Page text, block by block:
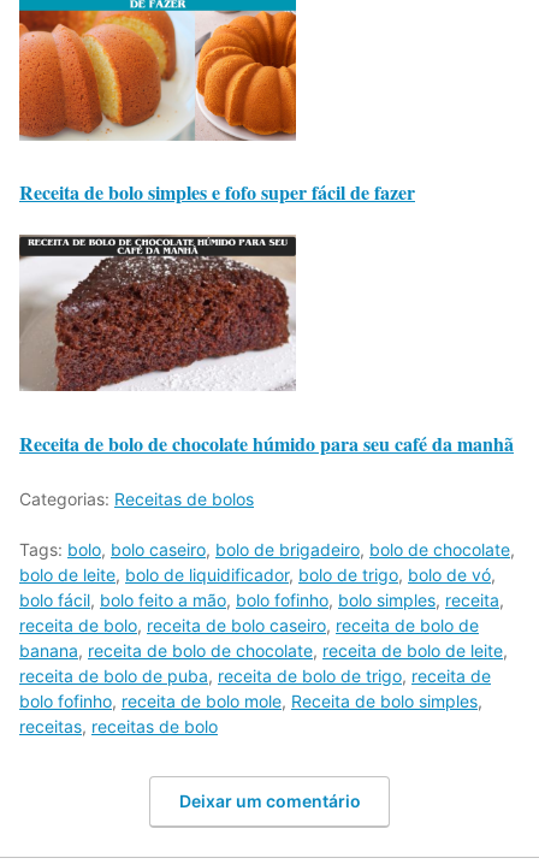
Receita de bolo simples e fofo super fácil de fazer
Receita de bolo de chocolate húmido para seu café da manhã
Categorias: Receitas de bolos
Tags: bolo, bolo caseiro, bolo de brigadeiro, bolo de chocolate,
bolo de leite, bolo de liquidificador, bolo de trigo, bolo de vó,
bolo fácil, bolo feito a mão, bolo fofinho, bolo simples, receita,
receita de bolo, receita de bolo caseiro, receita de bolo de
banana, receita de bolo de chocolate, receita de bolo de leite,
receita de bolo de puba, receita de bolo de trigo, receita de
bolo fofinho, receita de bolo mole, Receita de bolo simples,
receitas, receitas de bolo
Deixar um comentário